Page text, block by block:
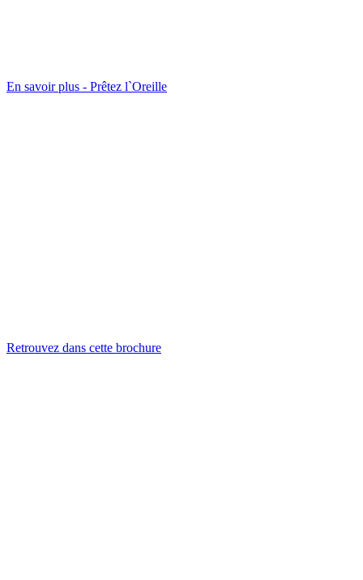
En savoir plus - Prêtez l`Oreille
Retrouvez dans cette brochure